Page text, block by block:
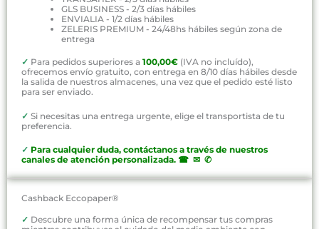
GLS BUSINESS - 2/3 días hábiles
ENVIALIA - 1/2 días hábiles
ZELERIS PREMIUM - 24/48hs hábiles según zona de
entrega
✓ Para pedidos superiores a 100,00€ (IVA no incluído),
ofrecemos envío gratuito, con entrega en 8/10 días hábiles desde
la salida de nuestros almacenes, una vez que el pedido esté listo
para ser enviado.
✓ Si necesitas una entrega urgente, elige el transportista de tu
preferencia.
✓ Para cualquier duda, contáctanos a través de nuestros
canales de atención personalizada. ☎ ✉ ✆
Cashback Eccopaper®
✓ Descubre una forma única de recompensar tus compras